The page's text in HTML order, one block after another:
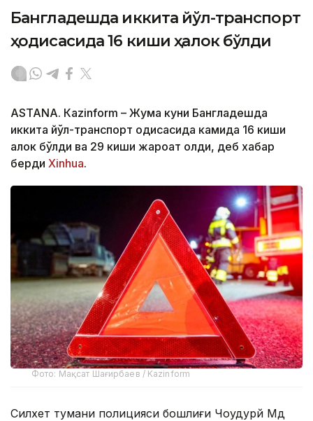
Бангладешда иккита йўл-транспорт
ҳодисасида 16 киши ҳалок бўлди
ASTANА. Кazinform – Жума куни Бангладешда
иккита йўл-транспорт ҳодисасида камида 16 киши
ҳалок бўлди ва 29 киши жароҳат олди, деб хабар
берди Xinhua.
Фото: Мақсат Шағирбаев / Kazinform
Силхет тумани полицияси бошлиғи Чоудҳурй Мд